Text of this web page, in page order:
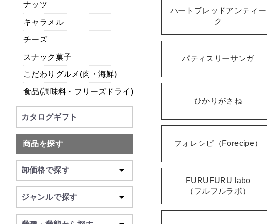
ハートブレッドアンティー
ク
パティスリーサンガ
ひかりがさね
フォレシピ（Forecipe）
FURUFURU labo
（フルフルラボ）
ナッツ
キャラメル
チーズ
スナック菓子
こだわりグルメ(肉・海鮮)
食品(調味料・フリーズドライ)
カタログギフト
商品を探す
卸価格で探す
ジャンルで探す